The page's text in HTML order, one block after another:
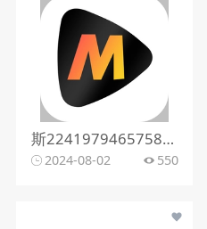
斯2241979465758341471黑色简约图标
2024-08-02 550